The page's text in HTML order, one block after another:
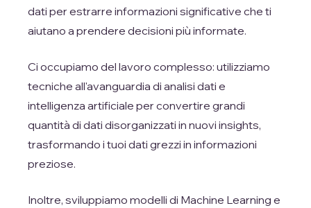
dati per estrarre informazioni significative che ti
aiutano a prendere decisioni più informate.
Ci occupiamo del lavoro complesso: utilizziamo
tecniche all'avanguardia di analisi dati e
intelligenza artificiale per convertire grandi
quantità di dati disorganizzati in nuovi insights,
trasformando i tuoi dati grezzi in informazioni
preziose.
Inoltre, sviluppiamo modelli di Machine Learning e